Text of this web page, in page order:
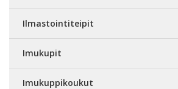
Ilmastointiteipit
Imukupit
Imukuppikoukut